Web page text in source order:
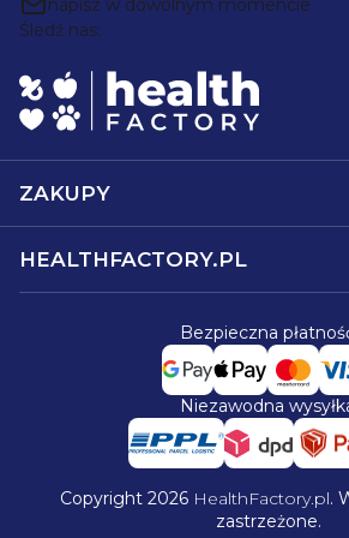
napisz w dowolnym momencie
Śledź nas:
ZAKUPY
HEALTHFACTORY.PL
Bezpieczna
Niezawodna
Copyright 2026 HealthFactory.pl.
zastrzeżone.